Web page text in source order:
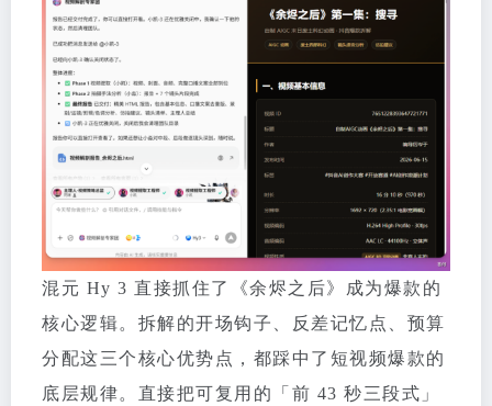
混元 Hy 3 直接抓住了《余烬之后》成为爆款的
核心逻辑。拆解的开场钩子、反差记忆点、预算
分配这三个核心优势点，都踩中了短视频爆款的
底层规律。直接把可复用的「前 43 秒三段式」